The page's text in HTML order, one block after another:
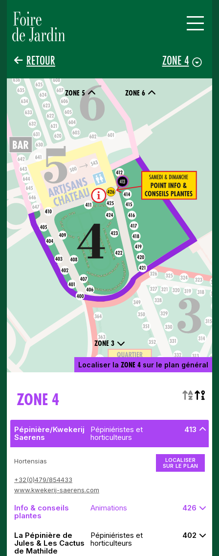
RETOUR ZONE 4
Localiser la ZONE 4sur le plan général
ZONE 6
ZONE 5
ZONE 3
413
ZONE 4
Pépinière/Kwekerij
Saerens
Pépiniéristes et
horticulteurs
413
Hortensias
+32(0)479/854433
www.kwekerij-saerens.com
LOCALISER
SUR LE PLAN
Info & conseils
plantes
Animations 426
La Pépinière de
Jules & Les Cactus
de Mathilde
Pépiniéristes et
horticulteurs
402